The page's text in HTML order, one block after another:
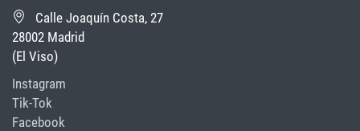
Calle Joaquín Costa, 27
28002 Madrid
(El Viso)
Instagram
Tik-Tok
Facebook